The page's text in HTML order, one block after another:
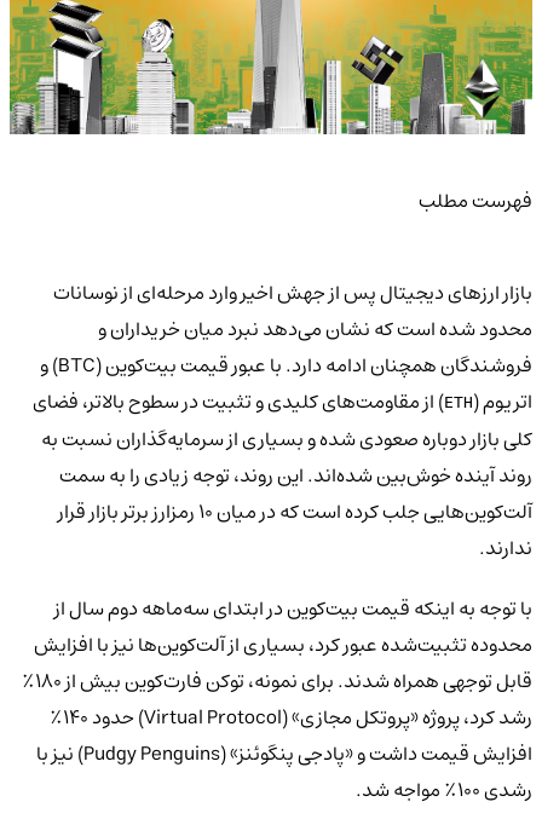
فهرست مطلب
بازار ارزهای دیجیتال پس از جهش اخیر وارد مرحله‌ای از نوسانات
محدود شده است که نشان می‌دهد نبرد میان خریداران و
فروشندگان همچنان ادامه دارد. با عبور قیمت بیت‌کوین (BTC) و
اتریوم ( ETH) از مقاومت‌های کلیدی و تثبیت در سطوح بالاتر، فضای
کلی بازار دوباره صعودی شده و بسیاری از سرمایه‌گذاران نسبت به
روند آینده خوش‌بین شده‌اند. این روند، توجه زیادی را به سمت
آلت‌کوین‌هایی جلب کرده است که در میان ۱۰ رمزارز برتر بازار قرار
ندارند.
با توجه به اینکه قیمت بیت‌کوین در ابتدای سه‌ماهه دوم سال از
محدوده تثبیت‌شده عبور کرد، بسیاری از آلت‌کوین‌ها نیز با افزایش
قابل توجهی همراه شدند. برای نمونه، توکن فارت‌کوین بیش از ۱۸۰٪
رشد کرد، پروژه «پروتکل مجازی» (Virtual Protocol) حدود ۱۴۰٪
افزایش قیمت داشت و «پادجی پنگوئنز» (Pudgy Penguins) نیز با
رشدی ۱۰۰٪ مواجه شد.